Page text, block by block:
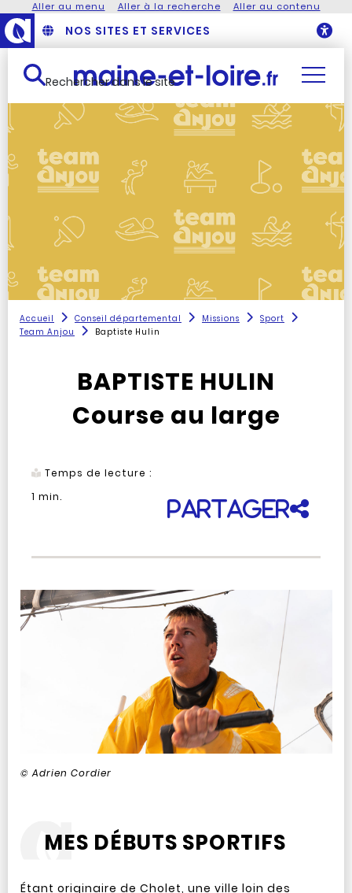
Aller au menu Aller à la recherche Aller au contenu
NOS SITES ET SERVICES
Rechercher dans le site
Accueil Conseil départemental Missions
Sport
Team Anjou
Baptiste Hulin
BAPTISTE HULIN
Course au large
Temps de lecture :
1 min.
Partager
© Adrien Cordier
MES DÉBUTS SPORTIFS
Étant originaire de Cholet, une ville loin des